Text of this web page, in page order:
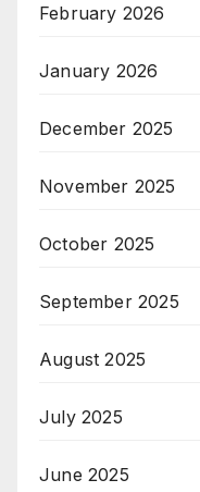
February 2026
January 2026
December 2025
November 2025
October 2025
September 2025
August 2025
July 2025
June 2025